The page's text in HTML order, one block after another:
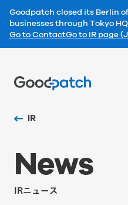
Goodpatch closed its Berlin
businesses through Tokyo
Go to ContactGo to IR page
IR
News
IRニュース